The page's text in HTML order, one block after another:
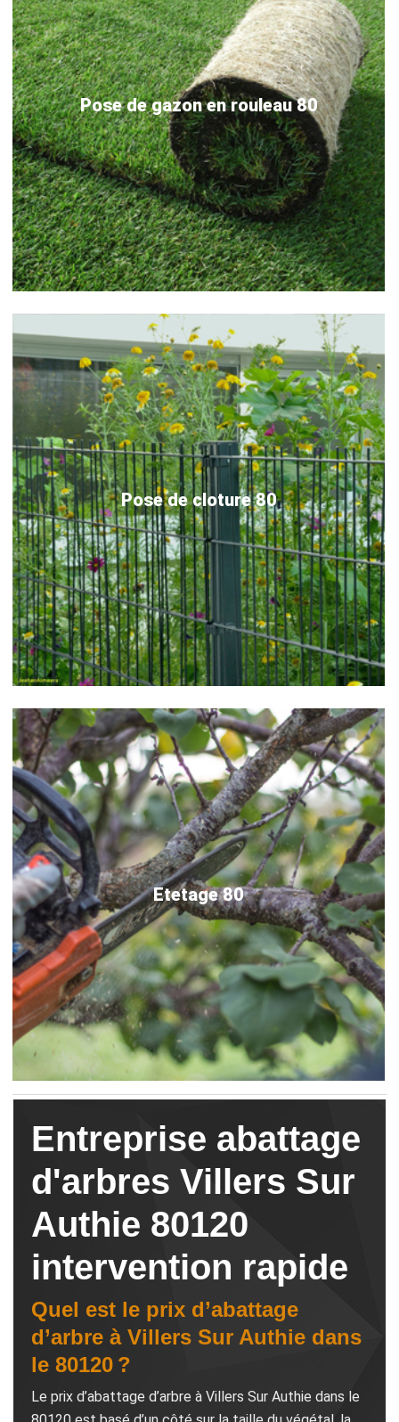
Pose de gazon en rouleau 80
Pose de cloture 80
Etetage 80
Entreprise abattage
d'arbres Villers Sur
Authie 80120
intervention rapide
Quel est le prix d’abattage
d’arbre à Villers Sur Authie dans
le 80120 ?
Le prix d’abattage d’arbre à Villers Sur Authie dans le